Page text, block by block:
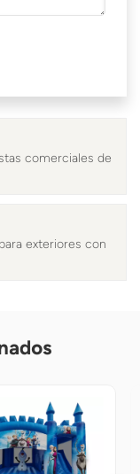
comerciales de
exteriores con